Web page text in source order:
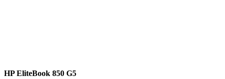
HP EliteBook 850 G5